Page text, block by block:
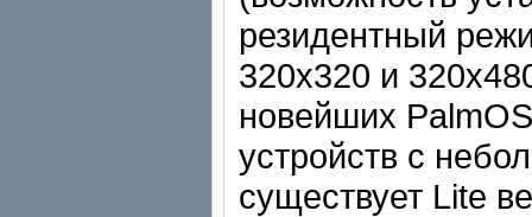
резидентный
320x320 и
новейших
устройств с
существует Lite